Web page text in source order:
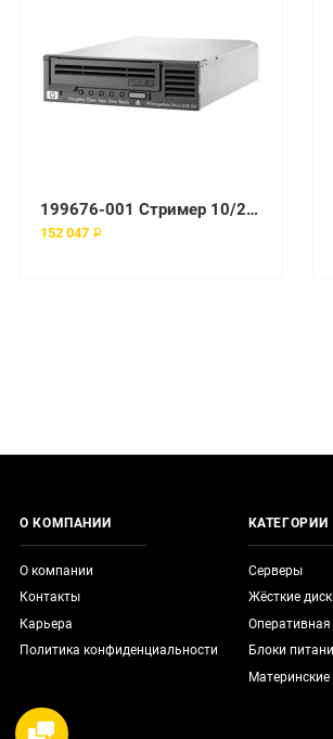
199676-001 Стример 10/20-GB Ext SCSI DLT
152 047 ₽
О КОМПАНИИ
О компании
Контакты
Карьера
Политика конфиденциальности
КАТЕГОРИИ
Серверы
Жёсткие
Блоки